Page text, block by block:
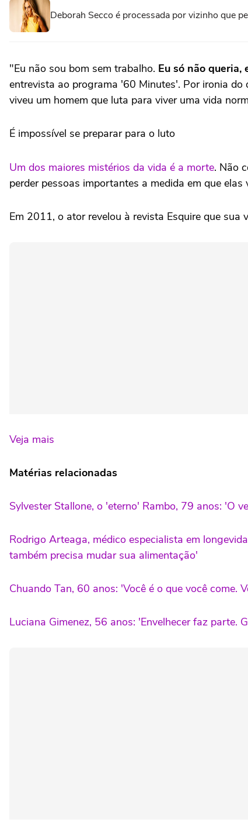
Deborah Secco é processada por vizinho que
"Eu não sou bom sem trabalho. Eu só não
entrevista ao programa '60 Minutes'. Por ironia
viveu um homem que luta para viver uma vida
É impossível se preparar para o luto
Um dos maiores mistérios da vida é a morte. Não
perder pessoas importantes a medida em que elas
Em 2011, o ator revelou à revista Esquire que
Veja mais
Matérias relacionadas
Sylvester Stallone, o 'eterno' Rambo, 79 anos: 'O
Rodrigo Arteaga, médico especialista em
também precisa mudar sua alimentação'
Chuando Tan, 60 anos: 'Você é o que você
Luciana Gimenez, 56 anos: 'Envelhecer faz parte.